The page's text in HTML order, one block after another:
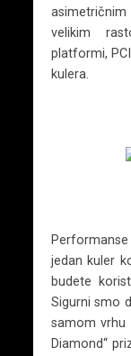
velikim
platformi,
kulera.
jedan kuler
budete
Sigurni smo
samom vrhu
Diamond“